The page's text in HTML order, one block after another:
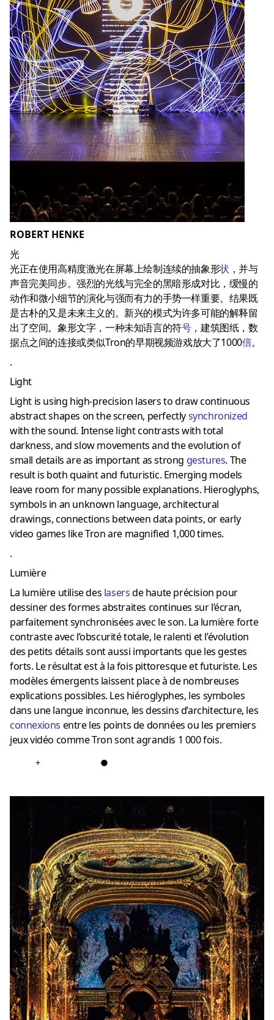
ROBERT HENKE
光
光正在使用高精度激光在屏幕上绘制连续的抽象形状 ，并与
声音完美同步。强烈的光线与完全的黑暗形成对比，缓慢的
动作和微小细节的演化与强而有力的手势一样重要。结果既
是古朴的又是未来主义的。新兴的模式为许多可能的解释留
出了空间。象形文字，一种未知语言的符号，建筑图纸，数
据点之间的连接或类似Tron的早期视频游戏放大了1000倍。
.
Light
Light is using high-precision lasers to draw continuous
abstract shapes on the screen, perfectlysynchronized
with the sound. Intense light contrasts with total
darkness, and slow movements and the evolution of
small details are as important as strong gestures. The
result is both quaint and futuristic. Emerging models
leave room for many possible explanations. Hieroglyphs,
symbols in an unknown language, architectural
drawings, connections between data points, or early
video games like Tron are magnified 1,000 times.
.
Lumière
La lumière utilise des lasersde haute précision pour
dessiner des formes abstraites continues sur l’écran,
parfaitement synchronisées avec le son. La lumière forte
contraste avec l’obscurité totale, le ralenti et l’évolution
des petits détails sont aussi importants que les gestes
forts. Le résultat est à la fois pittoresque et futuriste. Les
modèles émergents laissent place à de nombreuses
explications possibles. Les hiéroglyphes, les symboles
dans une langue inconnue, les dessins d’architecture, les
connexions entre les points de données ou les premiers
jeux vidéo comme Tron sont agrandis 1 000 fois.
+ ●